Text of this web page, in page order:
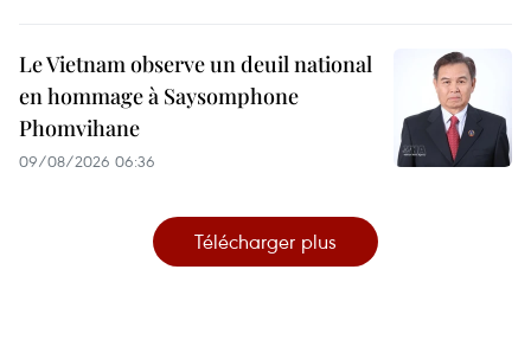
Le Vietnam observe un deuil national
en hommage à Saysomphone
Phomvihane
09/08/2026 06:36
Télécharger plus